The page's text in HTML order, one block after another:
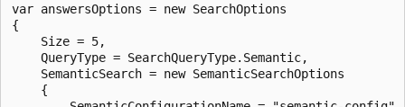
var answersOptions = new SearchOptions
{
    Size = 5,
    QueryType = SearchQueryType.Semantic,
    SemanticSearch = new SemanticSearchOptions
    {